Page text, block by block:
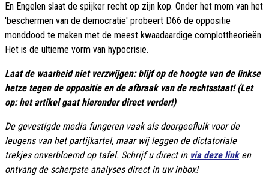
En Engelen slaat de spijker recht op zijn kop. Onder het mom van het
'beschermen van de democratie' probeert D66 de oppositie
monddood te maken met de meest kwaadaardige complottheorieën.
Het is de ultieme vorm van hypocrisie.
Laat de waarheid niet verzwijgen: blijf op de hoogte van de linkse
hetze tegen de oppositie en de afbraak van de rechtsstaat! (Let
op: het artikel gaat hieronder direct verder!)
De gevestigde media fungeren vaak als doorgeefluik voor de
leugens van het partijkartel, maar wij leggen de dictatoriale
trekjes onverbloemd op tafel. Schrijf u direct in via deze linken
ontvang de scherpste analyses direct in uw inbox!